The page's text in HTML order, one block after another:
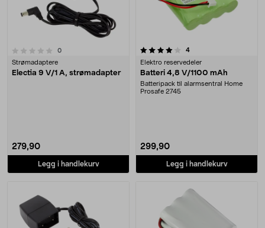
0anmeldelser
Strømadaptere
Electia 9 V/1 A, strømadapter
279,90
Legg i handlekurv
4.0 av 5 stjerner 4anmeldelser
Elektro reservedeler
Batteri 4,8 V/1100 mAh
Batteripack til alarmsentral Home
Prosafe 2745
299,90
Legg i handlekurv